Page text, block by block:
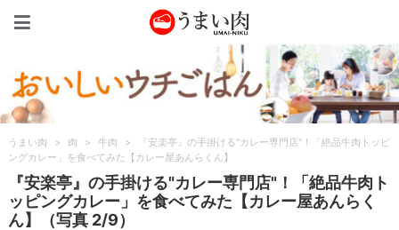
うまい肉 > 肉 > 牛肉 >
『安楽亭』の手掛ける"カレー専門店"！「絶品牛肉トッピ
ングカレー」を食べてみた【カレー屋あんらくん】
『安楽亭』の手掛ける"カレー専門店"！「絶品牛肉ト
ッピングカレー」を食べてみた【カレー屋あんらく
ん】（写真 2/9）